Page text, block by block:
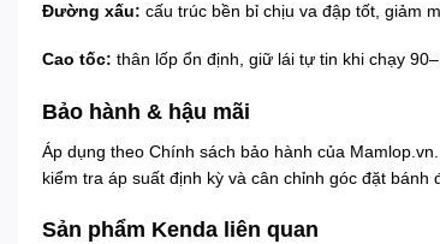
Đường xấu: cấu trúc bền bỉ chịu va đập tốt, giảm
Cao tốc: thân lốp ổn định, giữ lái tự tin khi chạy
Bảo hành & hậu mãi
Áp dụng theo Chính sách bảo hành của
kiểm tra áp suất định kỳ và cân chỉnh góc đặt bánh
Sản phẩm Kenda liên quan